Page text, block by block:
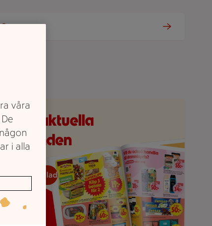
Om oss
reklamblad
våra aktuella
reklamblad
våra
i alla